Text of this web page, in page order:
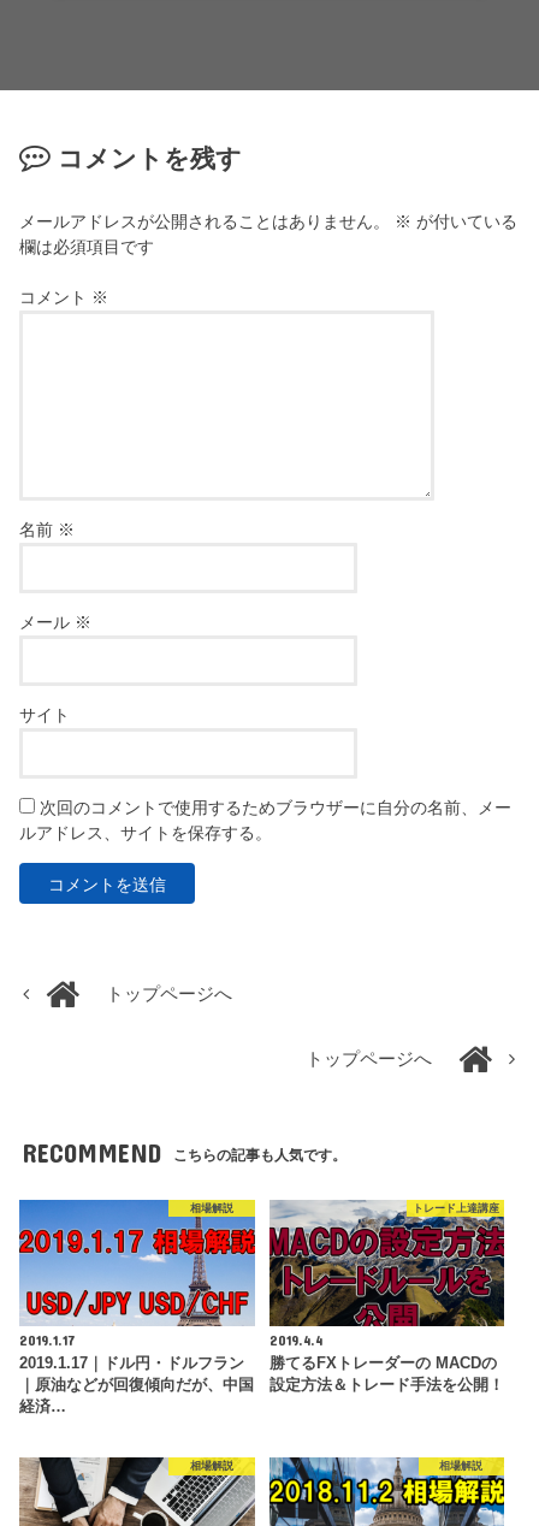
コメントを残す
メールアドレスが公開されることはありません。 ※ が付いている
欄は必須項目です
コメント ※
名前 ※
メール ※
サイト
次回のコメントで使用するためブラウザーに自分の名前、メー
ルアドレス、サイトを保存する。
トップページへ
トップページへ
RECOMMEND こちらの記事も人気です。
相場解説
2019.1.17
2019.1.17｜ドル円・ドルフラン
｜原油などが回復傾向だが、中国
経済…
トレード上達講座
2019.4.4
勝てるFXトレーダーの MACDの
設定方法＆トレード手法を公開！
相場解説 相場解説